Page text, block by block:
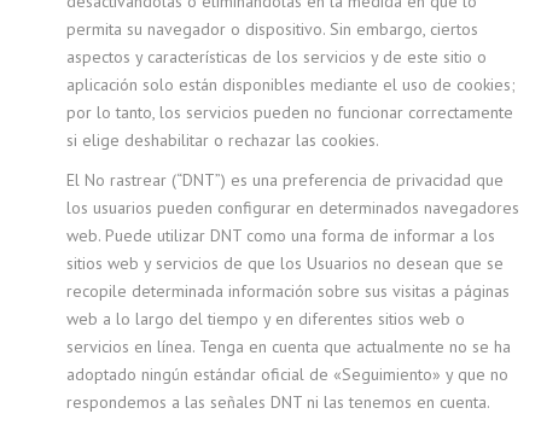
permita su navegador o dispositivo. Sin embargo, ciertos
aspectos y características de los servicios y de este sitio o
aplicación solo están disponibles mediante el uso de cookies;
por lo tanto, los servicios pueden no funcionar correctamente
si elige deshabilitar o rechazar las cookies.
El No rastrear (“DNT”) es una preferencia de privacidad que
los usuarios pueden configurar en determinados navegadores
web. Puede utilizar DNT como una forma de informar a los
sitios web y servicios de que los Usuarios no desean que se
recopile determinada información sobre sus visitas a páginas
web a lo largo del tiempo y en diferentes sitios web o
servicios en línea. Tenga en cuenta que actualmente no se ha
adoptado ningún estándar oficial de «Seguimiento» y que no
respondemos a las señales DNT ni las tenemos en cuenta.